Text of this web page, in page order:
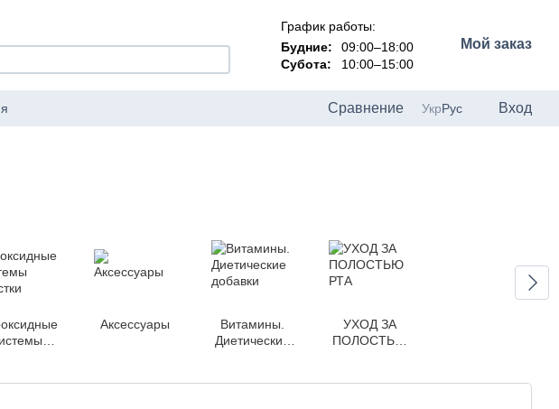
График работы:
Будние:
09:00–18:00
Субота:
10:00–15:00
Мой заказ
Сравнение УкрРус Вход
Аксессуары
Витамины.
Диетические
УХОД ЗА
ПОЛОСТЬЮ